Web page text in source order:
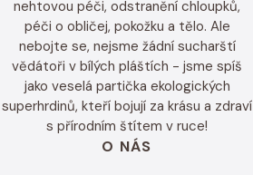
nehtovou péči, odstranění chloupků,
péči o obličej, pokožku a tělo. Ale
nebojte se, nejsme žádní sucharští
vědátoři v bílých pláštích - jsme spíš
jako veselá partička ekologických
superhrdinů, kteří bojují za krásu a zdraví
s přírodním štítem v ruce!
O NÁS